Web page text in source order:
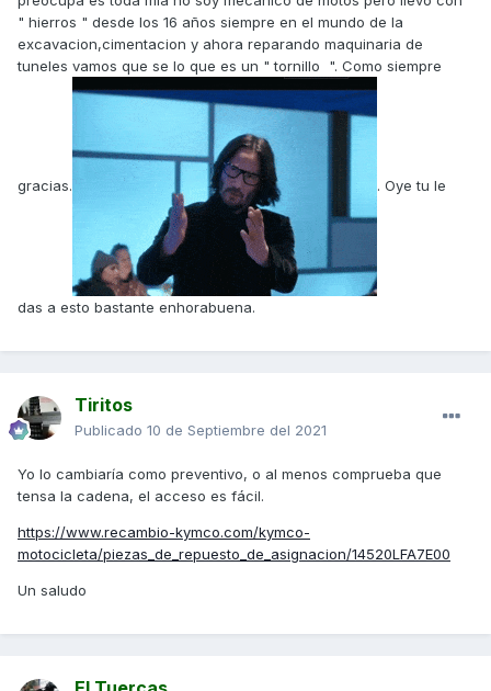
" hierros " desde los 16 años siempre en el mundo de la
excavacion,cimentacion y ahora reparando maquinaria de
tuneles vamos que se lo que es un " tornillo ". Como siempre
gracias. . Oye tu le
das a esto bastante enhorabuena.
Tiritos
Publicado 10 de Septiembre del 2021
Yo lo cambiaría como preventivo, o al menos comprueba que
tensa la cadena, el acceso es fácil.
https://www.recambio-kymco.com/kymco-
motocicleta/piezas_de_repuesto_de_asignacion/14520LFA7E00
Un saludo